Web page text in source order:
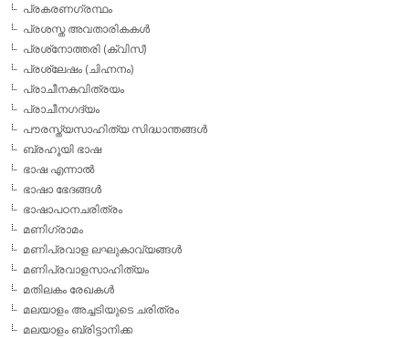
പ്രകരണഗ്രന്ഥം
പ്രശസ്ത അവതാരികകള്‍
പ്രശ്‌നോത്തരി (ക്വിസ്)
പ്രശ്ലേഷം (ചിഹ്നനം)
പ്രാചീനകവിത്രയം
പ്രാചീനഗദ്യം
പൗരസ്ത്യസാഹിത്യ സിദ്ധാന്തങ്ങള്‍
ബ്രഹൂയി ഭാഷ
ഭാഷ എന്നാല്‍
ഭാഷാ ഭേദങ്ങള്‍
ഭാഷാപഠനചരിത്രം
മണിഗ്രാമം
മണിപ്രവാള ലഘുകാവ്യങ്ങള്‍
മണിപ്രവാളസാഹിത്യം
മതിലകം രേഖകള്‍
മലയാളം അച്ചടിയുടെ ചരിത്രം
മലയാളം ബ്രിട്ടാനിക്ക